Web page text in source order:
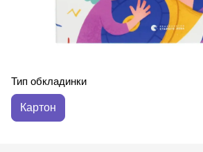
Тип обкладинки
Картон